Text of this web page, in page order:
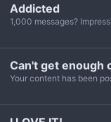
Addicted
1,000 messages?
Can't get enough
Your content has been